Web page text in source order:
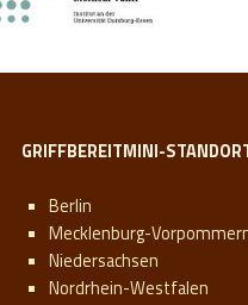
GRIFFBEREITMINI-
Berlin
Mecklenburg-
Niedersachsen
Nordrhein-Westfalen